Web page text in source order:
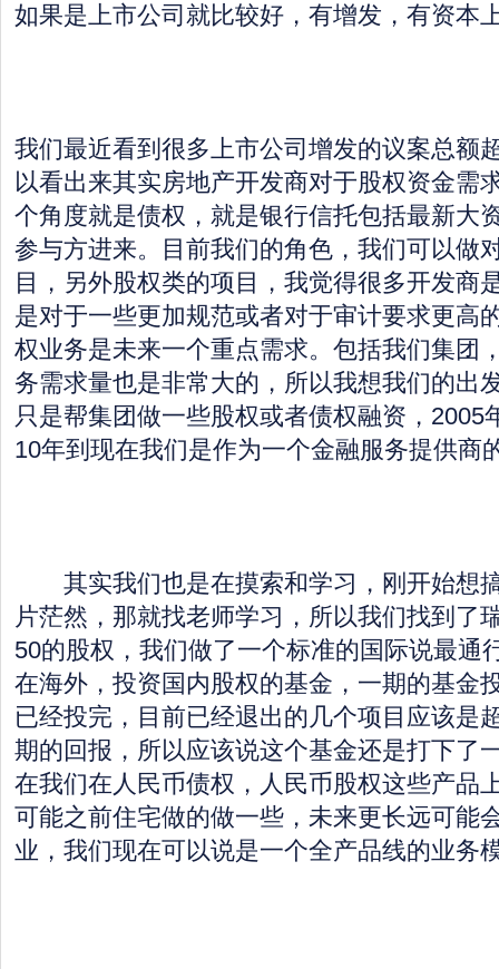
如果是上市公司就比较好，有增发，有资本
我们最近看到很多上市公司增发的议案总额
以看出来其实房地产开发商对于股权资金需
个角度就是债权，就是银行信托包括最新大
参与方进来。目前我们的角色，我们可以做
目，另外股权类的项目，我觉得很多开发商
是对于一些更加规范或者对于审计要求更高
权业务是未来一个重点需求。包括我们集团
务需求量也是非常大的，所以我想我们的出
只是帮集团做一些股权或者债权融资，2005
10年到现在我们是作为一个金融服务提供商
其实我们也是在摸索和学习，刚开始想
片茫然，那就找老师学习，所以我们找到了
50的股权，我们做了一个标准的国际说最通
在海外，投资国内股权的基金，一期的基金
已经投完，目前已经退出的几个项目应该是
期的回报，所以应该说这个基金还是打下了
在我们在人民币债权，人民币股权这些产品
可能之前住宅做的做一些，未来更长远可能
业，我们现在可以说是一个全产品线的业务